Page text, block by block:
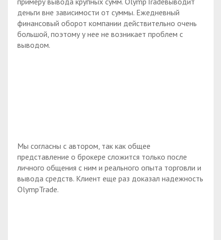
деньги вне зависимости от суммы. Ежедневный
финансовый оборот компании действительно очень
большой, поэтому у нее не возникает проблем с
выводом.
Мы согласны с автором, так как общее
представление о брокере сложится только после
личного общения с ним и реального опыта торговли и
вывода средств. Клиент еще раз доказал надежность
OlympTrade.